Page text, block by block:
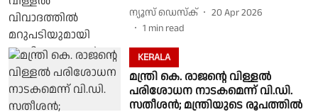
ന്യൂസ് ഡെസ്ക്
20 Apr 2026
1 min read
KERALA
മന്ത്രി കെ. രാജൻ്റെ വിള്ളൽ
പരിശോധന നാടകമെന്ന് വി.ഡി.
സതീശൻ; മന്ത്രിയുടെ രൂപത്തിൽ